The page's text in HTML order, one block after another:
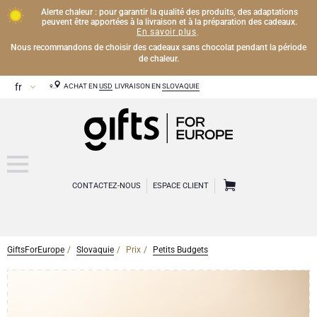
Alerte chaleur : pour garantir la qualité des produits, des adaptations
peuvent être apportées à la livraison et à la préparation des cadeaux.
En savoir plus.
Nous recommandons de choisir des cadeaux sans chocolat pendant la période
de chaleur.
ACHAT EN USD LIVRAISON EN SLOVAQUIE
CONTACTEZ-NOUS ESPACE CLIENT
CHAMPAGNE
GiftsForEurope Slovaquie Prix Petits Budgets